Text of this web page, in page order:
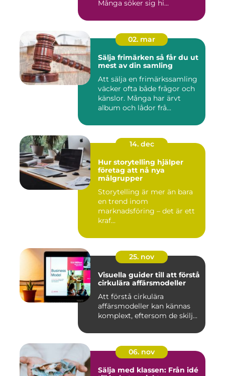
Många söker sig hi...
02. mar
Sälja frimärken så får du ut
mest av din samling
Att sälja en frimärkssamling
väcker ofta både frågor och
känslor. Många har ärvt
album och lådor frå...
14. dec
Hur storytelling hjälper
företag att nå nya
målgrupper
Storytelling är mer än bara
en trend inom
marknadsföring – det är ett
kraf...
25. nov
Visuella guider till att förstå
cirkulära affärsmodeller
Att förstå cirkulära
affärsmodeller kan kännas
komplext, eftersom de skilj...
06. nov
Sälja med klassen: Från idé